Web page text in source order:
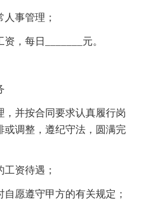
事管理；
，每日_______元。
并按合同要求认真履行岗
或调整，遵纪守法，圆满完
资待遇；
愿遵守甲方的有关规定；